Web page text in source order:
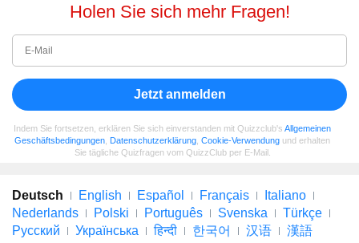
Holen Sie sich mehr Fragen!
Jetzt anmelden
Indem Sie fortsetzen, erklären Sie sich einverstanden mit Quizzclub's Allgemeinen
Geschäftsbedingungen Datenschutzerklärung Cookie-Verwendung und erhalten
Sie tägliche Quizfragen vom QuizzClub per E-Mail.
Deutsch English Español Français
Italiano
Nederlands
Polski Português Svenska
Türkçe
Русский
Українська हिन्दी 한국어 汉语 漢語